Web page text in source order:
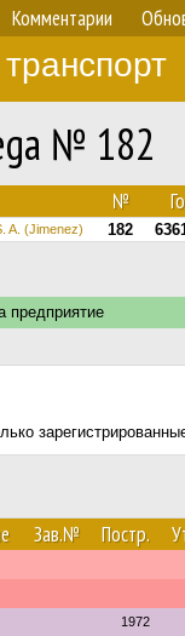
Комментарии
№ 182
№
A. (Jimenez) 182
Зав.№ Постр.
1972